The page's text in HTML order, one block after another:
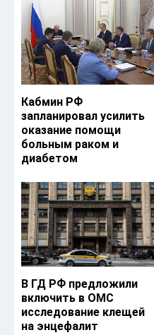
Кабмин РФ
запланировал усилить
оказание помощи
больным раком и
диабетом
В ГД РФ предложили
включить в ОМС
исследование клещей
на энцефалит